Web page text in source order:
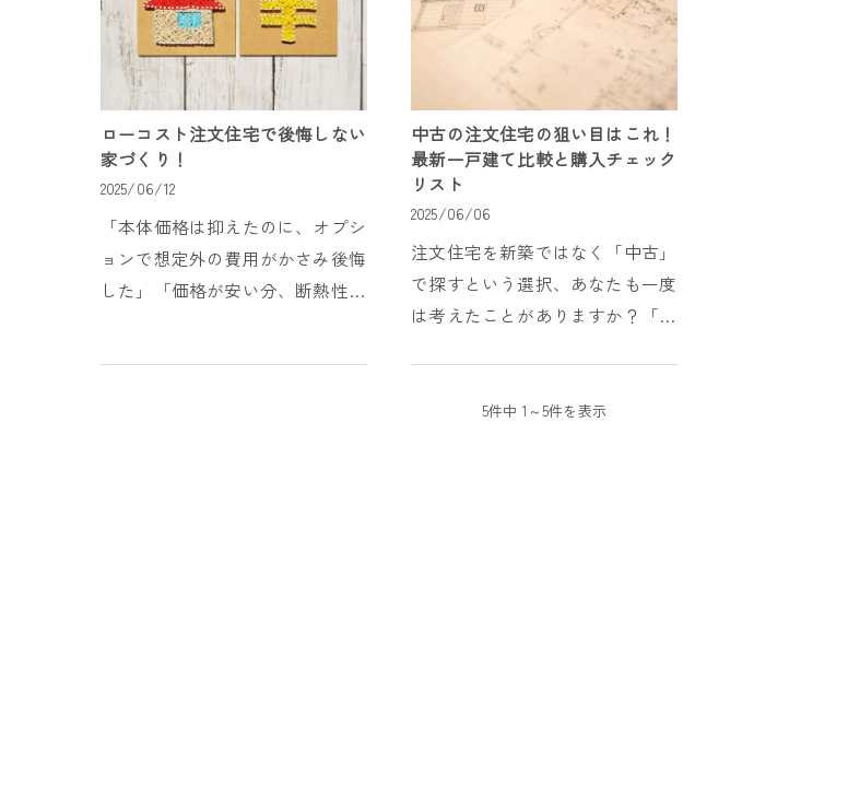
ローコスト注文住宅で後悔しない
家づくり！
2025/06/12
「本体価格は抑えたのに、オプシ
ョンで想定外の費用がかさみ後悔
した」「価格が安い分、断熱性能
中古の注文住宅の狙い目はこれ！
最新一戸建て比較と購入チェック
リスト
2025/06/06
注文住宅を新築ではなく「中古」
で探すという選択、あなたも一度
は考えたことがありますか？「理
えつつ、建物の自由度も確保した
5件中 1～5件を表示